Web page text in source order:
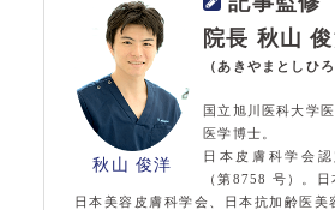
秋山 俊洋
院長 秋山
（あきやまとしひろ
国立旭川医科大学
医学博士。
日本皮膚科学会
（第8758 号）。日
日本美容皮膚科学会、日本抗加齢医美